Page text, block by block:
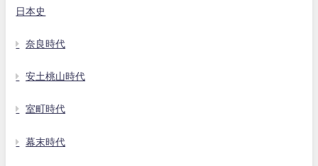
日本史
奈良時代
安土桃山時代
室町時代
幕末時代